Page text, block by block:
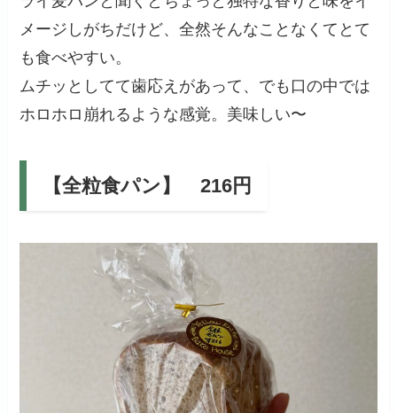
メージしがちだけど、全然そんなことなくてとて
も食べやすい。
ムチッとしてて歯応えがあって、でも口の中では
ホロホロ崩れるような感覚。美味しい〜
【全粒食パン】 216円